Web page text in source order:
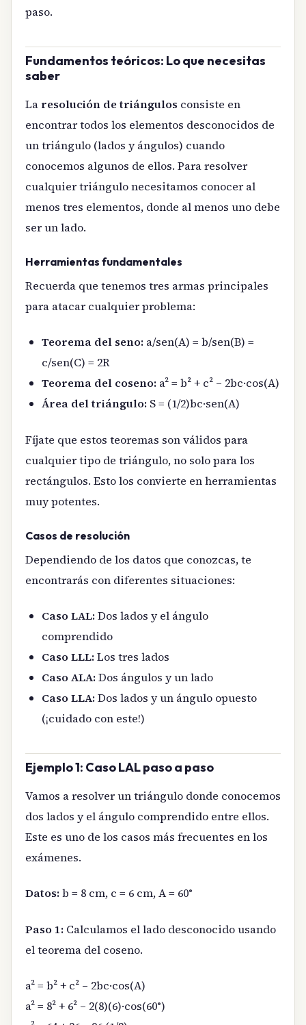
paso.
Fundamentos teóricos: Lo que necesitas
saber
La resolución de triángulos consiste en
encontrar todos los elementos desconocidos de
un triángulo (lados y ángulos) cuando
conocemos algunos de ellos. Para resolver
cualquier triángulo necesitamos conocer al
menos tres elementos, donde al menos uno debe
ser un lado.
Herramientas fundamentales
Recuerda que tenemos tres armas principales
para atacar cualquier problema:
Teorema del seno: a/sen(A) = b/sen(B) =
c/sen(C) = 2R
Teorema del coseno: a² = b² + c² – 2bc·cos(A)
Área del triángulo: S = (1/2)bc·sen(A)
Fíjate que estos teoremas son válidos para
cualquier tipo de triángulo, no solo para los
rectángulos. Esto los convierte en herramientas
muy potentes.
Casos de resolución
Dependiendo de los datos que conozcas, te
encontrarás con diferentes situaciones:
Caso LAL:Dos lados y el ángulo
comprendido
Caso LLL:Los tres lados
Caso ALA:Dos ángulos y un lado
Caso LLA:Dos lados y un ángulo opuesto
(¡cuidado con este!)
Ejemplo 1: Caso LAL paso a paso
Vamos a resolver un triángulo donde conocemos
dos lados y el ángulo comprendido entre ellos.
Este es uno de los casos más frecuentes en los
exámenes.
Datos:b = 8 cm, c = 6 cm, A = 60°
Paso 1: Calculamos el lado desconocido usando
el teorema del coseno.
a² = b² + c² – 2bc·cos(A)
a² = 8² + 6² – 2(8)(6)·cos(60°)